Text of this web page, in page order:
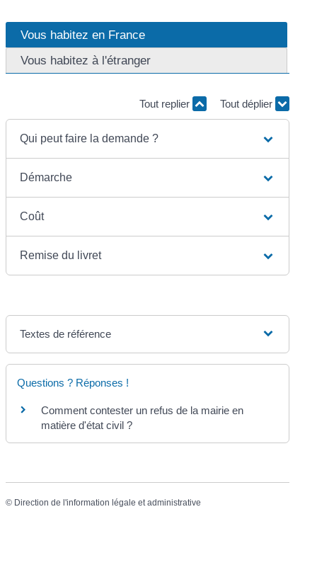
Vous habitez en France
Vous habitez à l'étranger
Tout replier Tout déplier
Qui peut faire la demande ?
Démarche
Coût
Remise du livret
Textes de référence
Questions ? Réponses !
Comment contester un refus de la mairie en
matière d'état civil ?
© Direction de l'information légale et administrative